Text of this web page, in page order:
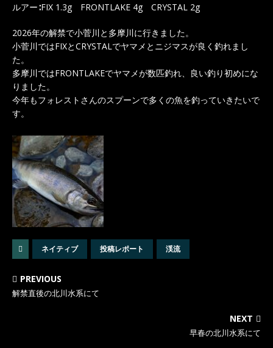
ルアー∶FIX 1.3g FRONTLAKE 4g CRYSTAL 2g
2026年の解禁で小菅川と多摩川に行きました。
小菅川ではFIXとCRYSTALでヤマメとニジマスが良く釣れまし
た。
多摩川ではFRONTLAKEでヤマメが数匹釣れ、良い釣り初めにな
りました。
今年もフォレストさんのスプーンで多くの魚を釣っていきたいで
す。
ネイティブ 投稿レポート 渓流
PREVIOUS
解禁直後の北川水系にて
NEXT
早春の北川水系にて